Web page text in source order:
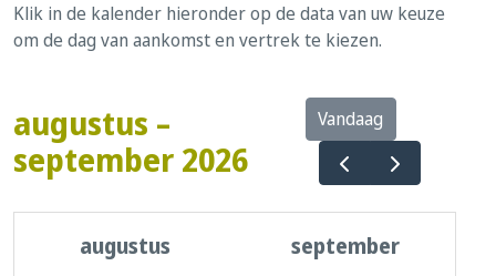
Klik in de kalender hieronder op de data van uw keuze
om de dag van aankomst en vertrek te kiezen.
augustus –
september 2026
Vandaag
augustus september